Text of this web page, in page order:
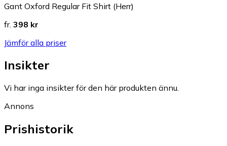
Gant Oxford Regular Fit Shirt (Herr)
fr. 398 kr
Jämför alla priser
Insikter
Vi har inga insikter för den här produkten ännu.
Annons
Prishistorik